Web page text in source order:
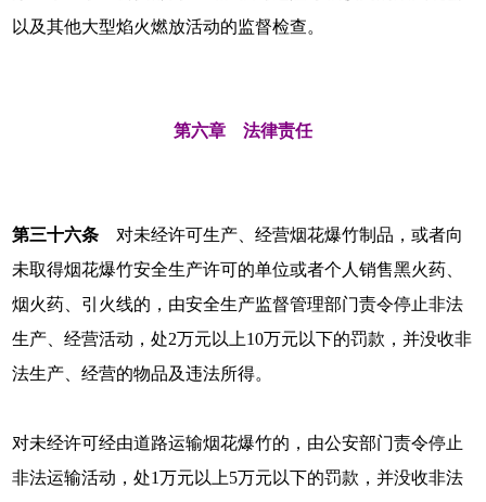
以及其他大型焰火燃放活动的监督检查。
第六章 法律责任
第三十六条 对未经许可生产、经营烟花爆竹制品，或者向
未取得烟花爆竹安全生产许可的单位或者个人销售黑火药、
烟火药、引火线的，由安全生产监督管理部门责令停止非法
生产、经营活动，处2万元以上10万元以下的罚款，并没收非
法生产、经营的物品及违法所得。
对未经许可经由道路运输烟花爆竹的，由公安部门责令停止
非法运输活动，处1万元以上5万元以下的罚款，并没收非法